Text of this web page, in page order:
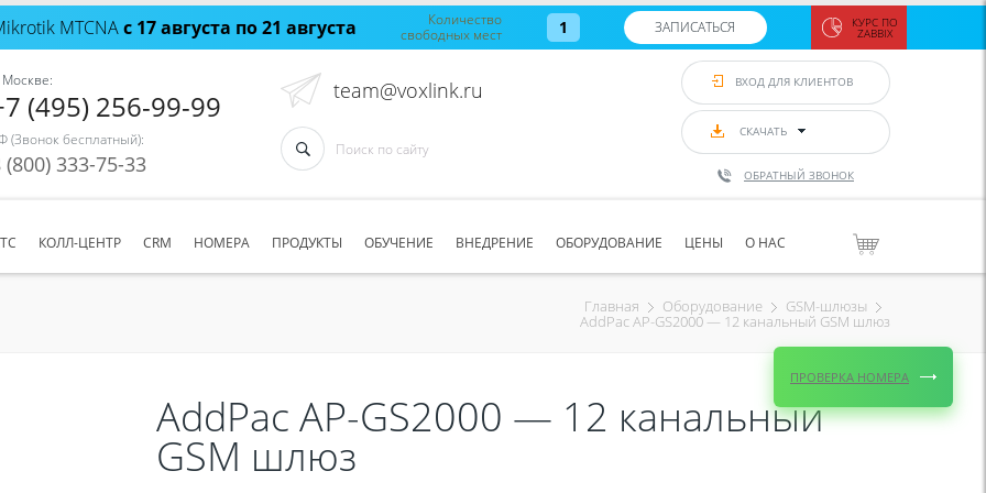
MTCNAс 17 августа по 21 августа
Количество
свободных мест
1 ЗАПИСАТЬСЯ КУРС ПО
ZABBIX
ВХОД ДЛЯ КЛИЕНТОВ
СКАЧАТЬ
ОБРАТНЫЙ ЗВОНОК
(495) 256-99-99
(Звонок бесплатный):
(800) 333-75-33
team@voxlink.ru
КОЛЛ-ЦЕНТР CRM НОМЕРА ПРОДУКТЫ ОБУЧЕНИЕ ВНЕДРЕНИЕ ОБОРУДОВАНИЕ ЦЕНЫ О НАС
Главная Оборудование GSM-шлюзы
AddPac AP-GS2000 — 12 канальный GSM шлюз
AddPac AP-GS2000 — 12 канальный
GSM шлюз
ПРОВЕРКА НОМЕРА